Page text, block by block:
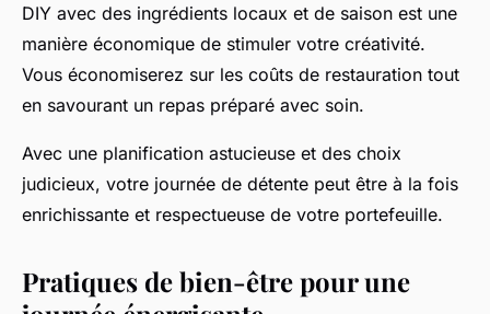
DIY avec des ingrédients locaux et de saison est une
manière économique de stimuler votre créativité.
Vous économiserez sur les coûts de restauration tout
en savourant un repas préparé avec soin.
Avec une planification astucieuse et des choix
judicieux, votre journée de détente peut être à la fois
enrichissante et respectueuse de votre portefeuille.
Pratiques de bien-être pour une